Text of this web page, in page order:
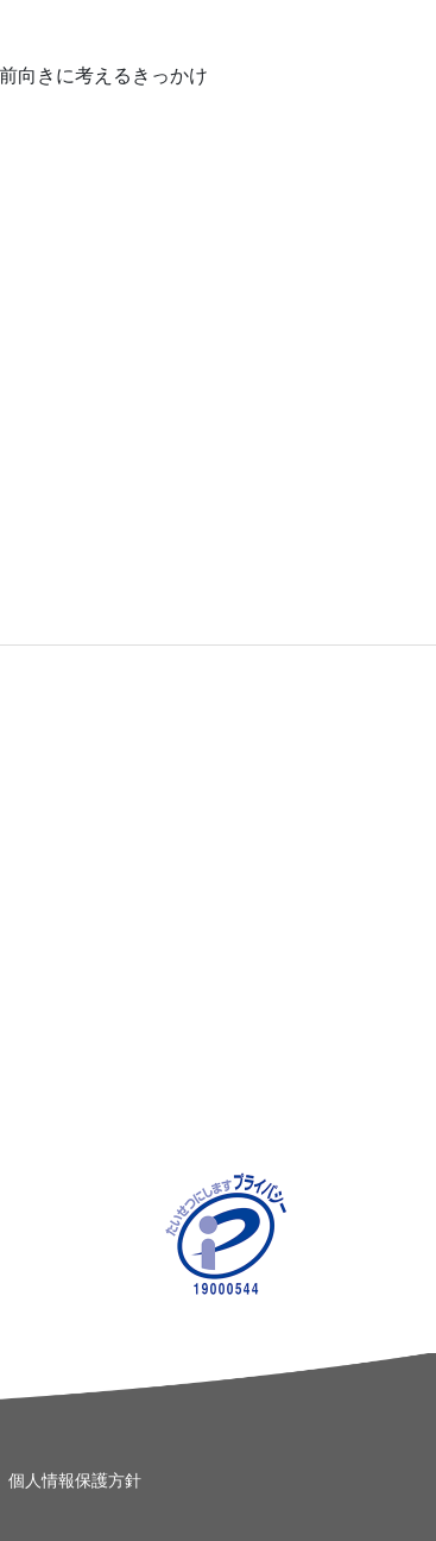
向きに考えるきっかけ
個人情報保護方針